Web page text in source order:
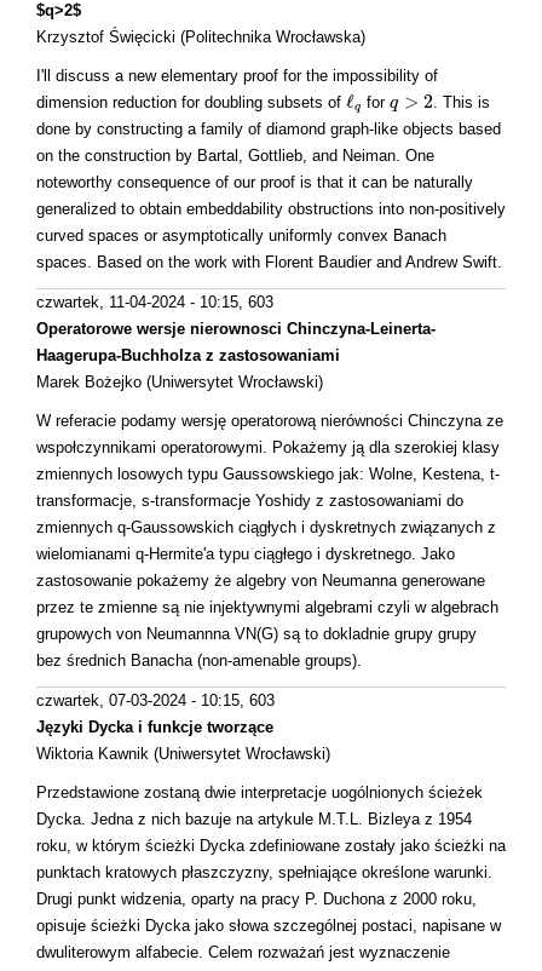
$q>2$
Krzysztof Święcicki (Politechnika Wrocławska)
I'll discuss a new elementary proof for the impossibility of
dimension reduction for doubling subsets of ℓq
ℓq forq > 2
q>2
. This is
done by constructing a family of diamond graph-like objects based
on the construction by Bartal, Gottlieb, and Neiman. One
noteworthy consequence of our proof is that it can be naturally
generalized to obtain embeddability obstructions into non-positively
curved spaces or asymptotically uniformly convex Banach
spaces. Based on the work with Florent Baudier and Andrew Swift.
czwartek, 11-04-2024 - 10:15, 603
Operatorowe wersje nierownosci Chinczyna-Leinerta-
Haagerupa-Buchholza z zastosowaniami
Marek Bożejko (Uniwersytet Wrocławski)
W referacie podamy wersję operatorową nierówności Chinczyna ze
wspołczynnikami operatorowymi. Pokażemy ją dla szerokiej klasy
zmiennych losowych typu Gaussowskiego jak: Wolne, Kestena, t-
transformacje, s-transformacje Yoshidy z zastosowaniami do
zmiennych q-Gaussowskich ciągłych i dyskretnych związanych z
wielomianami q-Hermite'a typu ciągłego i dyskretnego. Jako
zastosowanie pokażemy że algebry von Neumanna generowane
przez te zmienne są nie injektywnymi algebrami czyli w algebrach
grupowych von Neumannna VN(G) są to dokladnie grupy grupy
bez średnich Banacha (non-amenable groups).
czwartek, 07-03-2024 - 10:15, 603
Języki Dycka i funkcje tworzące
Wiktoria Kawnik (Uniwersytet Wrocławski)
Przedstawione zostaną dwie interpretacje uogólnionych ścieżek
Dycka. Jedna z nich bazuje na artykule M.T.L. Bizleya z 1954
roku, w którym ścieżki Dycka zdefiniowane zostały jako ścieżki na
punktach kratowych płaszczyzny, spełniające określone warunki.
Drugi punkt widzenia, oparty na pracy P. Duchona z 2000 roku,
opisuje ścieżki Dycka jako słowa szczególnej postaci, napisane w
dwuliterowym alfabecie. Celem rozważań jest wyznaczenie